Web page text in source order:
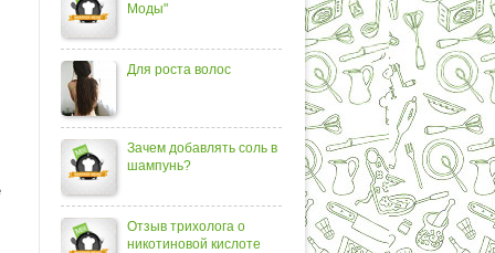
Моды"
Для роста волос
Зачем добавлять соль в
шампунь?
Отзыв трихолога о
никотиновой кислоте